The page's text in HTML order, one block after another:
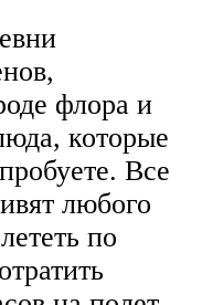
флора и
которые
Все
любого
по